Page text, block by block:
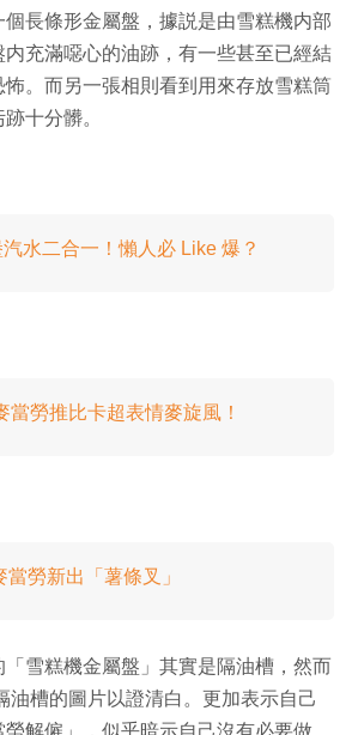
長條形金屬盤，據説是由雪糕機内部
充滿噁心的油跡，有一些甚至已經結
。而另一張相則看到用來存放雪糕筒
十分髒。
水二合一！懶人必 Like 爆？
當勞推比卡超表情麥旋風！
勞新出「薯條叉」
雪糕機金屬盤」其實是隔油槽，然而
油槽的圖片以證清白。更加表示自己
解僱」，似乎暗示自己沒有必要做